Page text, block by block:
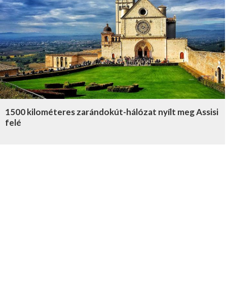
1500 kilométeres zarándokút-hálózat nyílt meg Assisi
felé